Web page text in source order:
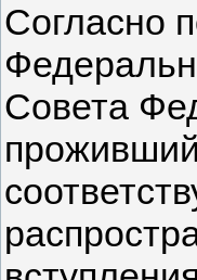
Согласно
Совета